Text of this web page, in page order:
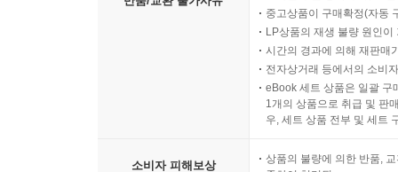
중고상품이 구매확정(자동
LP상품의 재생 불량 원인
시간의 경과에 의해 재판매
전자상거래 등에서의 소비
eBook 세트 상품은 일괄 구
1개의 상품으로 취급 및 판
우, 세트 상품 전부 및 세트
소비자 피해보상
상품의 불량에 의한 반품,